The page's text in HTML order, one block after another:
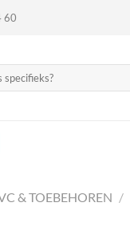
60
& TOEBEHOREN /